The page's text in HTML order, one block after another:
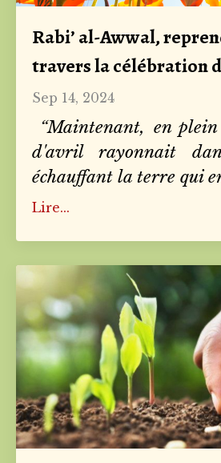
Rabi’ al-Awwal,
travers la célébration
Sep 14, 2024
“Maintenant, en
d'avril rayonnait
échauffant la terre qui
Lire...